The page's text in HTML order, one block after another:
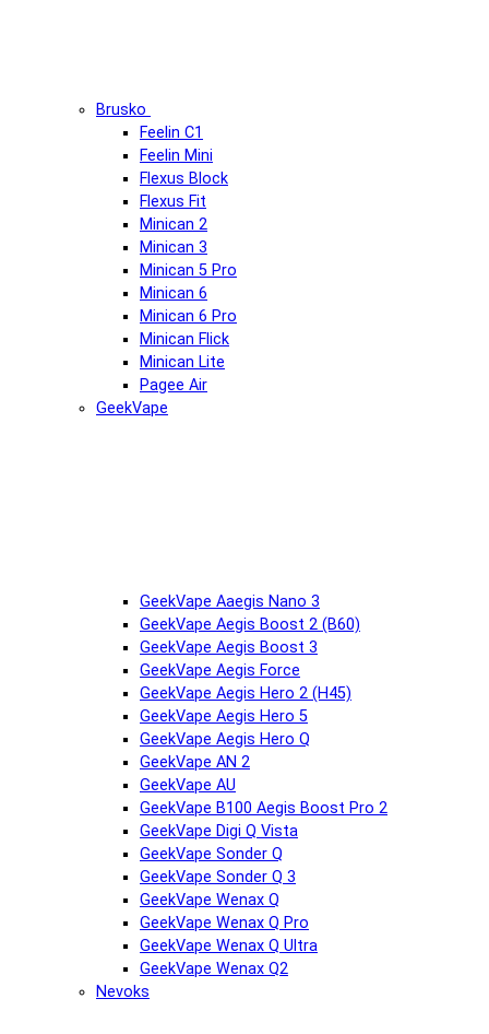
Brusko
Feelin C1
Feelin Mini
Flexus Block
Flexus Fit
Minican 2
Minican 3
Minican 5 Pro
Minican 6
Minican 6 Pro
Minican Flick
Minican Lite
Pagee Air
GeekVape
GeekVape Aaegis Nano 3
GeekVape Aegis Boost 2 (B60)
GeekVape Aegis Boost 3
GeekVape Aegis Force
GeekVape Aegis Hero 2 (H45)
GeekVape Aegis Hero 5
GeekVape Aegis Hero Q
GeekVape AN 2
GeekVape AU
GeekVape B100 Aegis Boost Pro 2
GeekVape Digi Q Vista
GeekVape Sonder Q
GeekVape Sonder Q 3
GeekVape Wenax Q
GeekVape Wenax Q Pro
GeekVape Wenax Q Ultra
GeekVape Wenax Q2
Nevoks